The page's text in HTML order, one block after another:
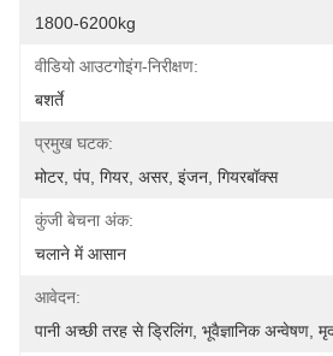
1800-6200kg
वीडियो आउटगोइंग-निरीक्षण:
बशर्ते
प्रमुख घटक:
मोटर, पंप, गियर, असर, इंजन, गियरबॉक्स
कुंजी बेचना अंक:
चलाने में आसान
आवेदन:
पानी अच्छी तरह से ड्रिलिंग, भूवैज्ञानिक अन्वेषण,